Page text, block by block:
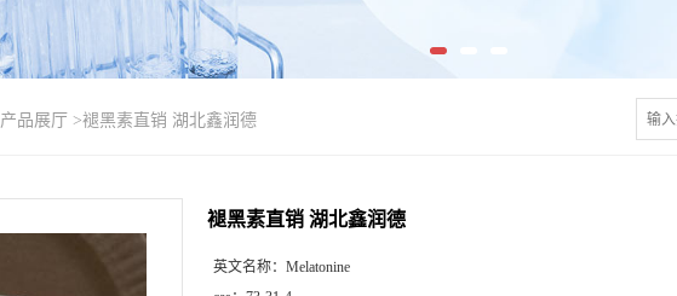
产品展厅 >褪黑素直销 湖北鑫润德
褪黑素直销 湖北鑫润德
英文名称： Melatonine